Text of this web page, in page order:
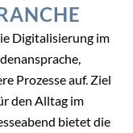
Digitalisierung im
Prozesse auf. Ziel
den Alltag im
bietet die